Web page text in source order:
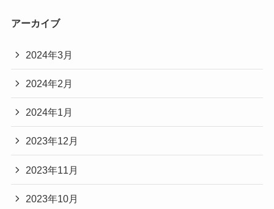
アーカイブ
2024年3月
2024年2月
2024年1月
2023年12月
2023年11月
2023年10月